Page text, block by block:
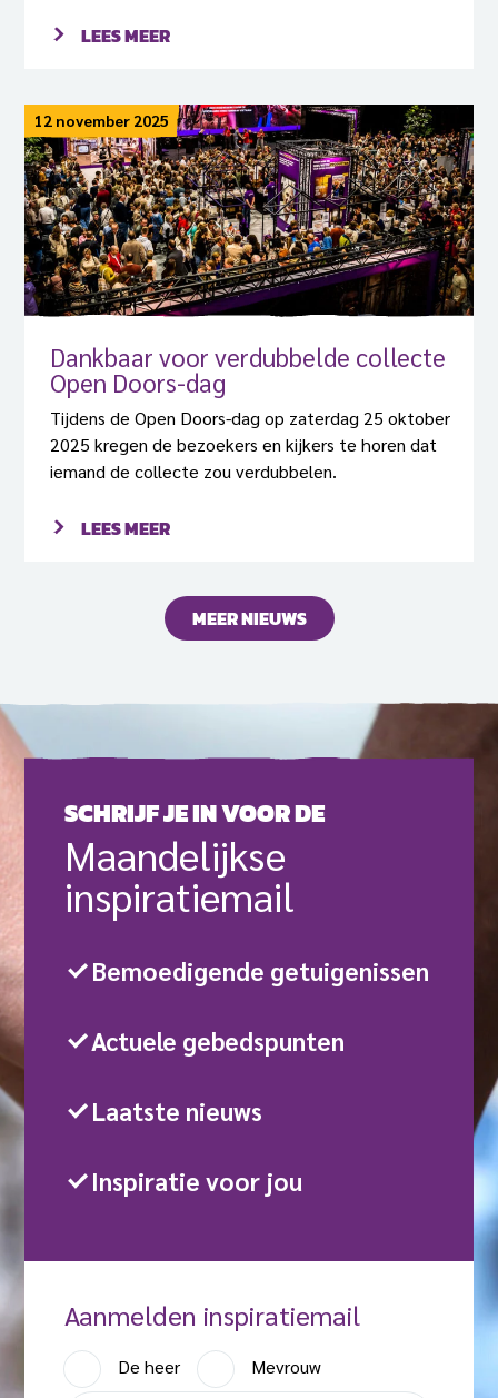
LEES MEER
12 november 2025
Dankbaar voor verdubbelde collecte
Open Doors-dag
Tijdens de Open Doors-dag op zaterdag 25 oktober
2025 kregen de bezoekers en kijkers te horen dat
iemand de collecte zou verdubbelen.
LEES MEER
MEER NIEUWS
SCHRIJF JE IN VOOR DE
Maande­lijkse
inspiratie­mail
Bemoedigende getuigenissen
Actuele gebedspunten
Laatste nieuws
Inspiratie voor jou
Aanmelden inspiratiemail
A
a
De heer
Mevrouw